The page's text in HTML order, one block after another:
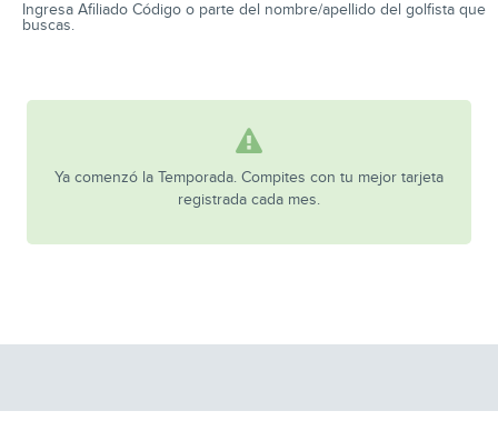
Ingresa Afiliado Código o parte del nombre/apellido del golfista que
buscas.
Ya comenzó la Temporada. Compites con tu mejor tarjeta
registrada cada mes.